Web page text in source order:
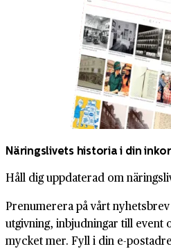
Näringslivets historia i din
Håll dig uppdaterad om
Prenumerera på vårt
utgivning, inbjudningar till event
mycket mer. Fyll i din e-